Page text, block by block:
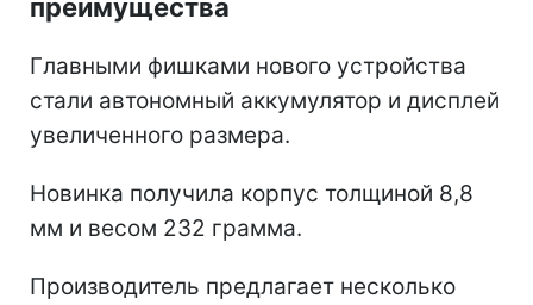
преимущества
Главными фишками нового устройства
стали автономный аккумулятор и дисплей
увеличенного размера.
Новинка получила корпус толщиной 8,8
мм и весом 232 грамма.
Производитель предлагает несколько